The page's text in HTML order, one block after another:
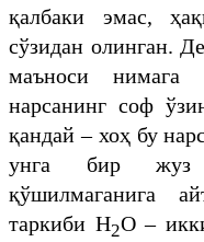
қалбаки эмас,
сўзидан олинган.
маъноси нимага
нарсанинг соф
қандай – хоҳ бу
унга бир жуз
қўшилмаганига
таркиби H2O –